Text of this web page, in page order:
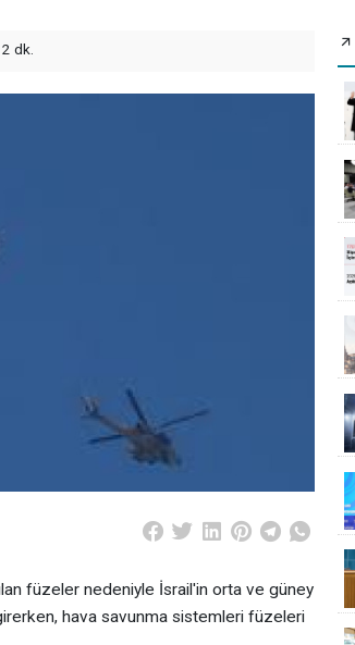
dk.
füzeler nedeniyle İsrail'in orta ve güney
hava savunma sistemleri füzeleri